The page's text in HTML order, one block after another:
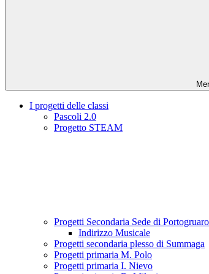
I progetti delle classi
Pascoli 2.0
Progetto STEAM
Progetti Secondaria Sede di Portogruaro
Indirizzo Musicale
Progetti secondaria plesso di Summaga
Progetti primaria M. Polo
Progetti primaria I. Nievo